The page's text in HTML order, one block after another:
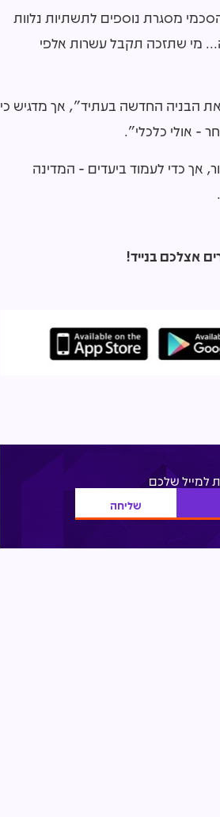
תקציבים נוספים: "הבאנו 250 מיליון שקל להסכמי מסגרת נוספים לתשתיות נלוות
מי שתזכה תקבל עשרות אלפי
הבניה החדשה בעתיד", אך מדגיש כי
- אולי כלכלי".
אך כדי לעמוד ביעדים - המדינה
למייל שלכם